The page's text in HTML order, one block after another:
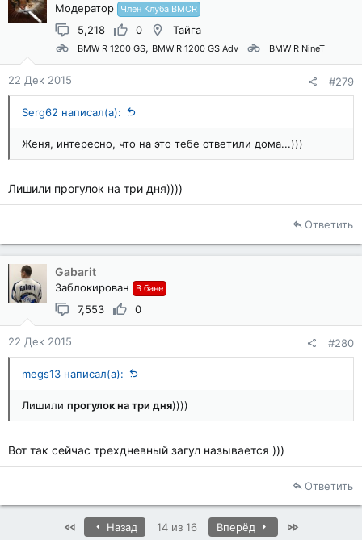
Модератор Член Клуба BMCR
5,218 0 Тайга
BMW R 1200 GS BMW R 1200 GS Adv BMW R NineT
22 Дек 2015 #279
Serg62 написал(а):
Женя, интересно, что на это тебе ответили дома...)))
Лишили прогулок на три дня))))
Ответить
Gabarit
Заблокирован В бане
7,553 0
22 Дек 2015 #280
megs13 написал(а):
Лишили прогулок на три дня))))
Вот так сейчас трехдневный загул называется )))
Ответить
First Назад 14 из 16 Вперёд